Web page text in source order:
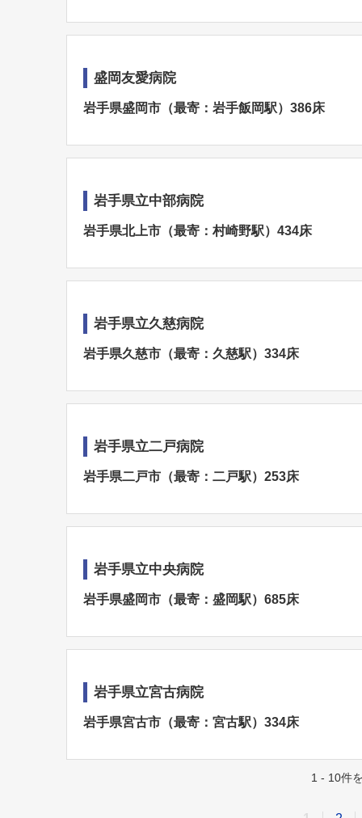
盛岡友愛病院
岩手県盛岡市（最寄：岩手飯岡駅）386床
岩手県立中部病院
岩手県北上市（最寄：村崎野駅）434床
岩手県立久慈病院
岩手県久慈市（最寄：久慈駅）334床
岩手県立二戸病院
岩手県二戸市（最寄：二戸駅）253床
岩手県立中央病院
岩手県盛岡市（最寄：盛岡駅）685床
岩手県立宮古病院
岩手県宮古市（最寄：宮古駅）334床
1 - 10件